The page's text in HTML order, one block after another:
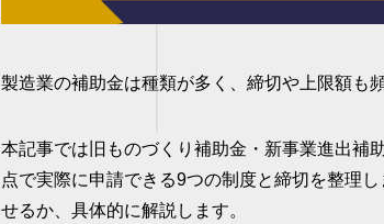
製造業の補助金は種類が多く、締切や上限額も
本記事では旧ものづくり補助金・新事業進出補
点で実際に申請できる9つの制度と締切を整理
せるか、具体的に解説します。